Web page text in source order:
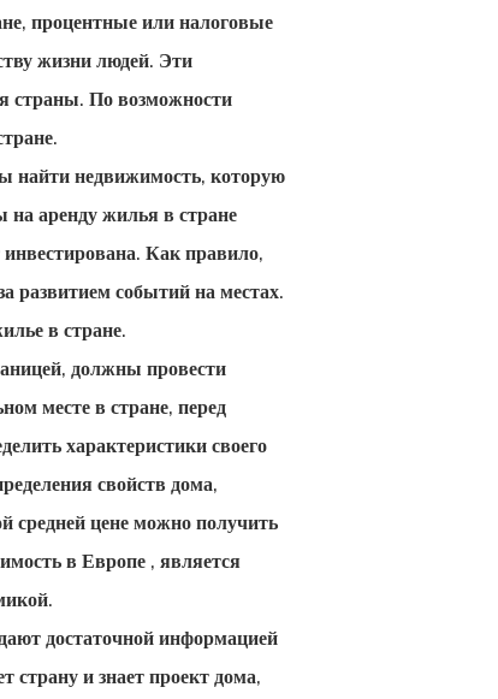
процентные или налоговые
жизни людей. Эти
страны. По возможности
найти недвижимость, которую
аренду жилья в стране
Как правило,
развитием событий на местах.
в стране.
должны провести
месте в стране, перед
характеристики своего
свойств дома,
средней цене можно получить
в Европе , является
достаточной информацией
страну и знает проект дома,